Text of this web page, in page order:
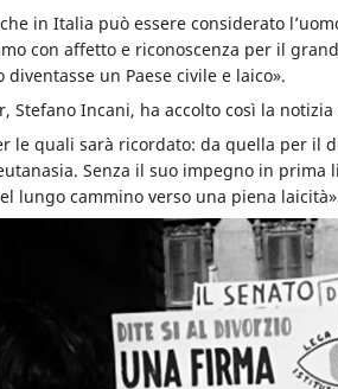
in Italia può essere considerato
con affetto e riconoscenza per il
un Paese civile e laico».
Stefano Incani, ha accolto così la
le quali sarà ricordato: da quella per il
Senza il suo impegno in
lungo cammino verso una piena